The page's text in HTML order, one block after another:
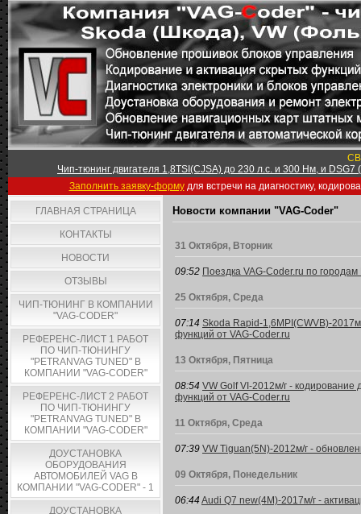
Чип-тюнинг двигателя 1,8TSI(CJSA) до 230 л.с. и 300 Нм, и
Заполнить заявку-формудля встречи на диагностику,
ГЛАВНАЯ СТРАНИЦА
КОНТАКТЫ
НОВОСТИ
ОТЗЫВЫ
ЧИП-ТЮНИНГ В КОМПАНИИ
"VAG-CODER"
РЕФЕРЕНС-ЛИСТ 1 РАБОТ
ПО ЧИП-ТЮНИНГУ
"PETRANVAG TUNED" В
КОМПАНИИ "VAG-CODER"
РЕФЕРЕНС-ЛИСТ 2 РАБОТ
ПО ЧИП-ТЮНИНГУ
"PETRANVAG TUNED" В
КОМПАНИИ "VAG-CODER"
ДОУСТАНОВКА
ОБОРУДОВАНИЯ
АВТОМОБИЛЕЙ VAG В
КОМПАНИИ "VAG-CODER" - 1
ДОУСТАНОВКА
Новости компании "VAG-Coder"
31 Октября, Вторник
09:52 Поездка VAG-Coder.ru по
25 Октября, Среда
07:14 Skoda Rapid-1,6MPI(CWVB)-
функций от VAG-Coder.ru
13 Октября, Пятница
08:54 VW Golf VI-2012м/г - кодирование
функций от VAG-Coder.ru
11 Октября, Среда
07:39 VW Tiguan(5N)-2012м/г -
09 Октября, Понедельник
06:44 Audi Q7 new(4M)-2017м/г -